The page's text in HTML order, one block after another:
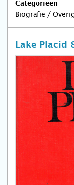
Categorieën
Biografie /
Lake Placid